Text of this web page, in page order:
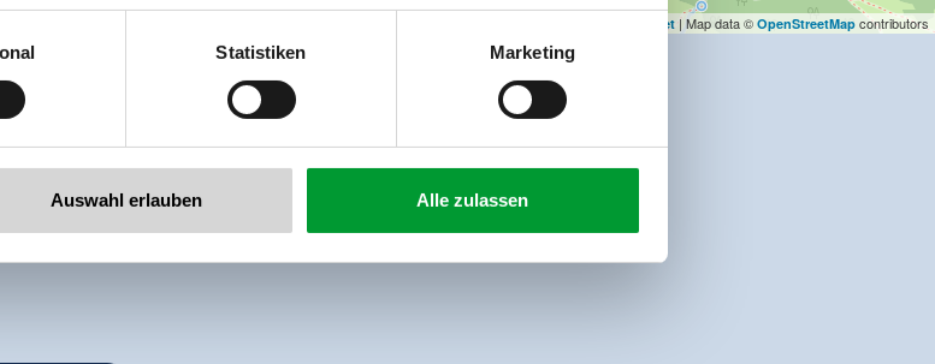
Statistiken Marketing
Auswahl erlauben Alle zulassen
Leaflet| Map data © OpenStreetMap contributors